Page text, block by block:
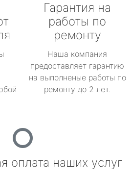
Гарантия на
работы по
ремонту
Наша компания
предоставляет гарантию
на выполненые работы по
ремонту до 2 лет.
оплата наших услуг